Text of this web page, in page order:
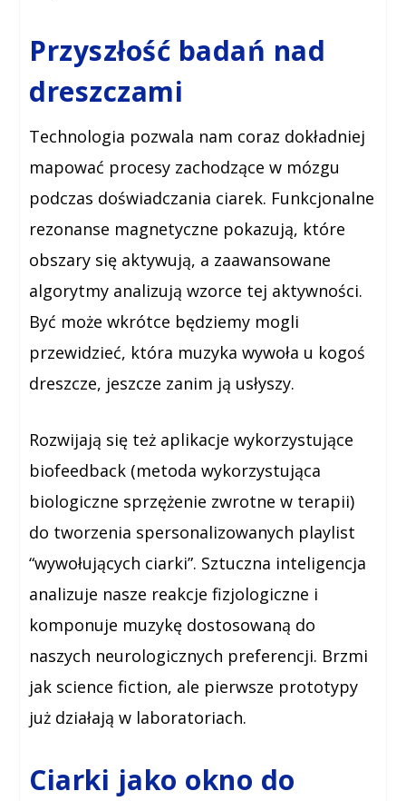
Przyszłość badań nad
dreszczami
Technologia pozwala nam coraz dokładniej
mapować procesy zachodzące w mózgu
podczas doświadczania ciarek. Funkcjonalne
rezonanse magnetyczne pokazują, które
obszary się aktywują, a zaawansowane
algorytmy analizują wzorce tej aktywności.
Być może wkrótce będziemy mogli
przewidzieć, która muzyka wywoła u kogoś
dreszcze, jeszcze zanim ją usłyszy.
Rozwijają się też aplikacje wykorzystujące
biofeedback (metoda wykorzystująca
biologiczne sprzężenie zwrotne w terapii)
do tworzenia spersonalizowanych playlist
“wywołujących ciarki”. Sztuczna inteligencja
analizuje nasze reakcje fizjologiczne i
komponuje muzykę dostosowaną do
naszych neurologicznych preferencji. Brzmi
jak science fiction, ale pierwsze prototypy
już działają w laboratoriach.
Ciarki jako okno do